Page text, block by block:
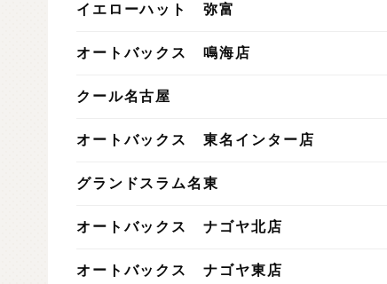
イエローハット 弥富
オートバックス 鳴海店
クール名古屋
オートバックス 東名インター店
グランドスラム名東
オートバックス ナゴヤ北店
オートバックス ナゴヤ東店